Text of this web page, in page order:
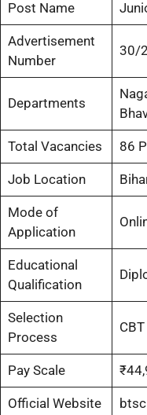
Post Name
Advertisement
Number
30/
Departments
Total Vacancies 86
Job Location
Mode of
Application
Educational
Qualification
Selection
Process
Pay Scale
Official Website